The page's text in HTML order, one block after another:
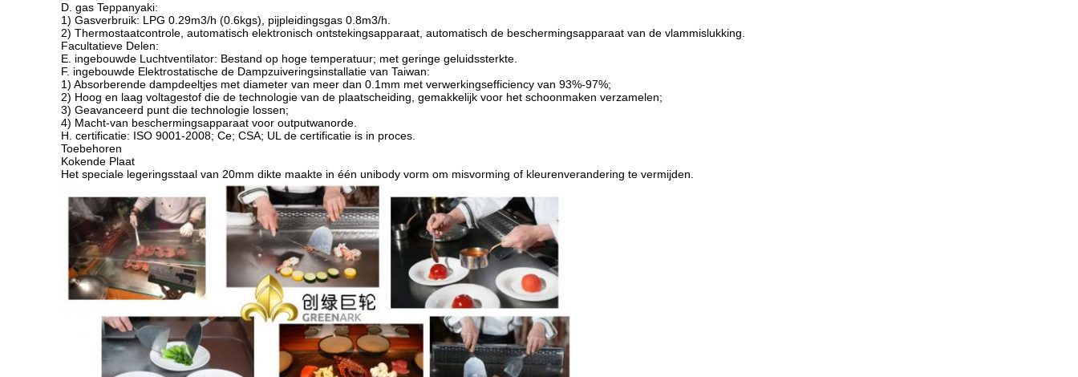
D. gas Teppanyaki:
1) Gasverbruik: LPG 0.29m3/h (0.6kgs), pijpleidingsgas 0.8m3/h.
2) Thermostaatcontrole, automatisch elektronisch ontstekingsapparaat, automatisch de beschermingsapparaat van de vlammislukking.
Facultatieve Delen:
E. ingebouwde Luchtventilator: Bestand op hoge temperatuur; met geringe geluidssterkte.
F. ingebouwde Elektrostatische de Dampzuiveringsinstallatie van Taiwan:
1) Absorberende dampdeeltjes met diameter van meer dan 0.1mm met verwerkingsefficiency van 93%-97%;
2) Hoog en laag voltagestof die de technologie van de plaatscheiding, gemakkelijk voor het schoonmaken verzamelen;
3) Geavanceerd punt die technologie lossen;
4) Macht-van beschermingsapparaat voor outputwanorde.
H. certificatie: ISO 9001-2008; Ce; CSA; UL de certificatie is in proces.
Toebehoren
Kokende Plaat
Het speciale legeringsstaal van 20mm dikte maakte in één unibody vorm om misvorming of kleurenverandering te vermijden.